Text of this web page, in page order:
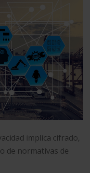
implica cifrado,
de normativas de